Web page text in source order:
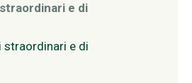
e di
straordinari e di